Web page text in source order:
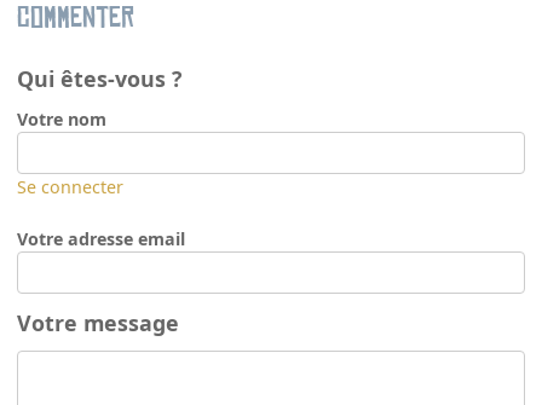
Commenter
Qui êtes-vous ?
Votre nom
Se connecter
Votre adresse email
Votre message